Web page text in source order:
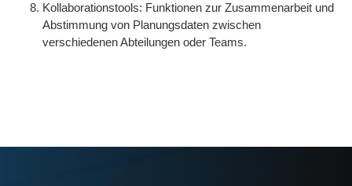
Kollaborationstools: Funktionen zur Zusammenarbeit und
Abstimmung von Planungsdaten zwischen
verschiedenen Abteilungen oder Teams.